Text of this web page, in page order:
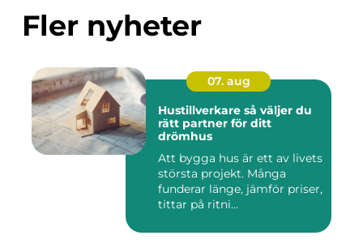
Fler nyheter
07. aug
Hustillverkare så väljer du
rätt partner för ditt
drömhus
Att bygga hus är ett av livets
största projekt. Många
funderar länge, jämför priser,
tittar på ritni...